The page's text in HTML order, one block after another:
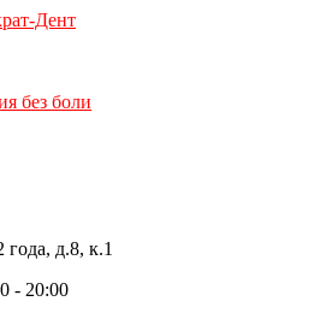
без боли
д.8, к.1
- 20:00